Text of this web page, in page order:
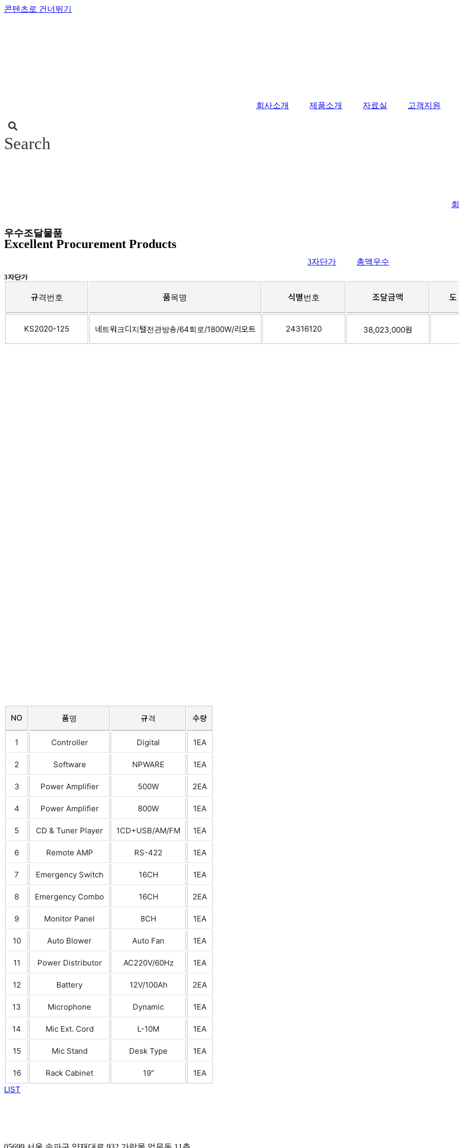
콘텐츠로 건너뛰기
회사소개 제품소개 자료실 고객지원
Search
우수조달물품
Excellent Procurement Products
3자단가 총액우수
3자단가
규격번호 품목명 식별번호 조달금액 도
KS2020-125 네트워크디지털전관방송/64회로/1800W/리모트 24316120 38,023,000원
NO 품명 규격 수량
1 Controller Digital 1EA
2 Software NPWARE 1EA
3 Power Amplifier 500W 2EA
4 Power Amplifier 800W 1EA
5 CD & Tuner Player 1CD+USB/AM/FM 1EA
6 Remote AMP RS-422 1EA
7 Emergency Switch 16CH 1EA
8 Emergency Combo 16CH 2EA
9 Monitor Panel 8CH 1EA
10 Auto Blower Auto Fan 1EA
11 Power Distributor AC220V/60Hz 1EA
12 Battery 12V/100Ah 2EA
13 Microphone Dynamic 1EA
14 Mic Ext. Cord L-10M 1EA
15 Mic Stand Desk Type 1EA
16 Rack Cabinet 19″
1EA
LIST